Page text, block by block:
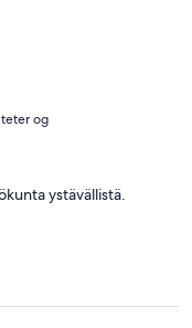
og
ystävällistä.